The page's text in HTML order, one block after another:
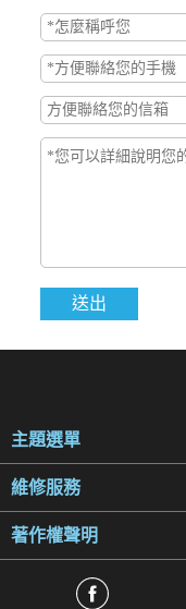
主題選單
維修服務
著作權聲明